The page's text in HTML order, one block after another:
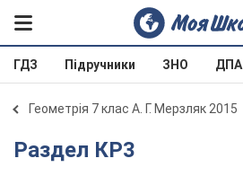
ГДЗ Підручники ЗНО ДПА
Геометрія 7 клас А. Г. Мерзляк 2015
Раздел КР3